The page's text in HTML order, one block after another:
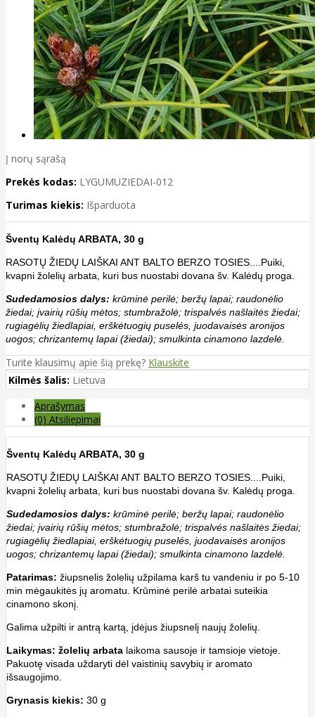
Į norų sąrašą
Prekės kodas: LYGUMUZIEDAI-012
Turimas kiekis: Išparduota
Šventų Kalėdų ARBATA, 30 g
RASOTŲ ŽIEDŲ LAIŠKAI ANT BALTO BERZO TOSIES....Puiki,
kvapni žolelių arbata, kuri bus nuostabi dovana šv. Kalėdų proga.
Sudedamosios dalys: krūminė perilė; beržų lapai; raudonėlio
žiedai; įvairių rūšių mėtos; stumbražolė; trispalvés našlaitės žiedai;
rugiagėlių žiedlapiai, erškėtuogių puselés, juodavaisės aronijos
uogos; chrizantemų lapai (žiedai); smulkinta cinamono lazdelė.
Turite klausimų apie šią prekę? Klauskite
Kilmės šalis: Lietuva
Aprašymas
(0) Atsiliepimai
Šventų Kalėdų ARBATA, 30 g
RASOTŲ ŽIEDŲ LAIŠKAI ANT BALTO BERZO TOSIES....Puiki,
kvapni žolelių arbata, kuri bus nuostabi dovana šv. Kalėdų proga.
Sudedamosios dalys: krūminė perilė; beržų lapai; raudonėlio
žiedai; įvairių rūšių mėtos; stumbražolė; trispalvés našlaitės žiedai;
rugiagėlių žiedlapiai, erškėtuogių puselés, juodavaisės aronijos
uogos; chrizantemų lapai (žiedai); smulkinta cinamono lazdelė.
Patarimas: žiupsnelis žolelių užpilama karš tu vandeniu ir po 5-10
min mėgaukitės jų aromatu. Krūminė perilė arbatai suteikia
cinamono skonį.
Galima užpilti ir antrą kartą, įdėjus žiupsnelį naujų žolelių.
Laikymas: žolelių arbata laikoma sausoje ir tamsioje vietoje.
Pakuotę visada uždaryti dėl vaistinių savybių ir aromato
išsaugojimo.
Grynasis kiekis: 30 g